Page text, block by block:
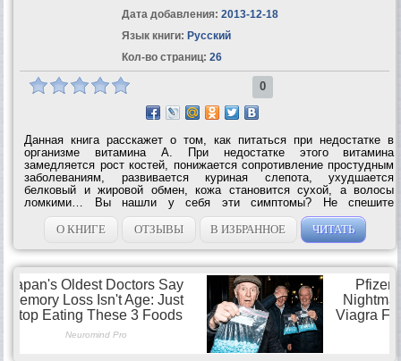
Дата добавления: 2013-12-18
Язык книги: Русский
Кол-во страниц: 26
0
Данная книга расскажет о том, как питаться при недостатке в
организме витамина A. При недостатке этого витамина
замедляется рост костей, понижается сопротивление простудным
заболеваниям, развивается куриная слепота, ухудшается
белковый и жировой обмен, кожа становится сухой, а волосы
ломкими… Вы нашли у себя эти симптомы? Не спешите
принимать аптечные витамины! Лучше всего усваиваются те,
которые мы получаем из натуральных...
О КНИГЕ ОТЗЫВЫ В ИЗБРАННОЕ ЧИТАТЬ